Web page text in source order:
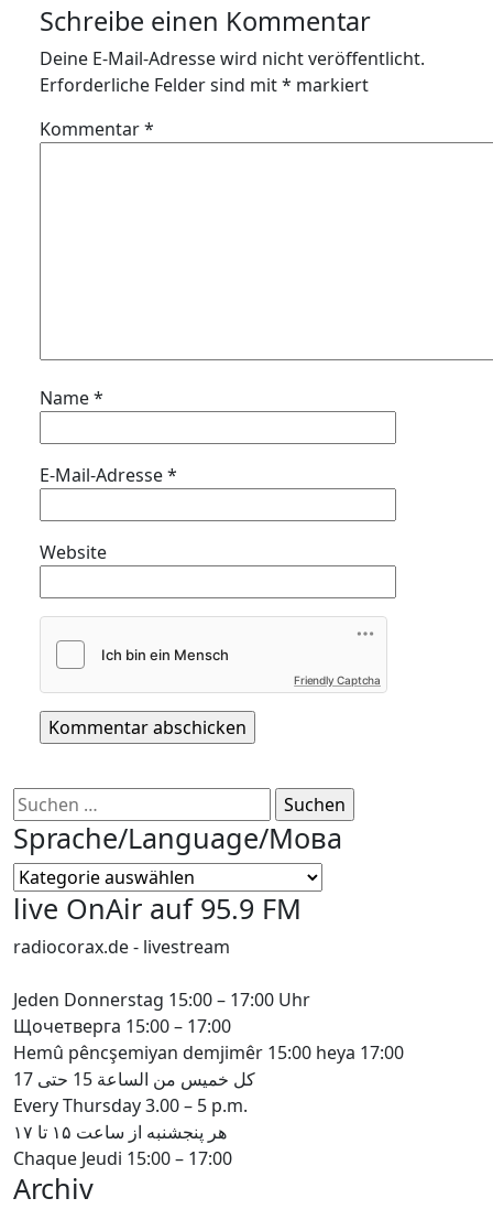
Schreibe einen Kommentar
Deine E-Mail-Adresse wird nicht veröffentlicht.
Erforderliche Felder sind mit* markiert
Kommentar*
Name*
E-Mail-Adresse*
Website
Friendly Captcha
Suchen
nach:
Sprache/Language/Мова
Sprache/Language/
Мова
live OnAir auf 95.9 FM
radiocorax.de - livestream
Jeden Donnerstag 15:00 – 17:00 Uhr
Щочетверга 15:00 – 17:00
Hemû pêncşemiyan demjimêr 15:00 heya 17:00
كل خميس من الساعة 15 حتى 17
Every Thursday 3.00 – 5 p.m.
هر پنجشنبه از ساعت ۱۵ تا ۱۷
Chaque Jeudi 15:00 – 17:00
Archiv